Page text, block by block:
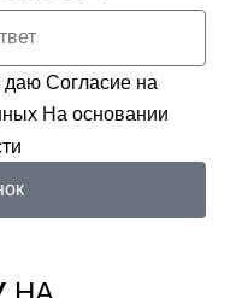
даю Согласие на
На основании